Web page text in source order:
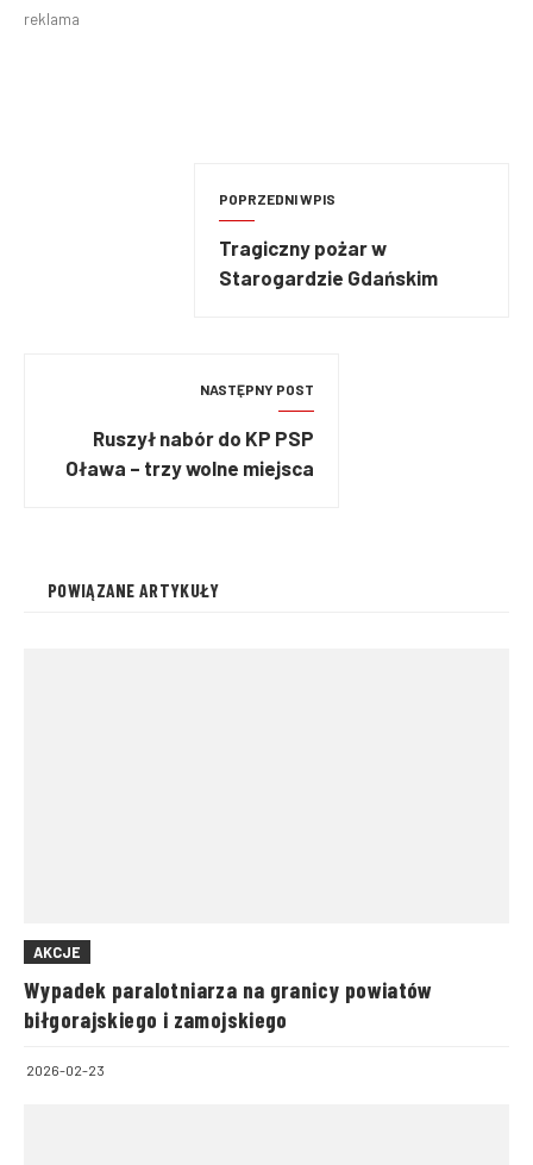
reklama
POPRZEDNI WPIS
Tragiczny pożar w
Starogardzie Gdańskim
NASTĘPNY POST
Ruszył nabór do KP PSP
Oława – trzy wolne miejsca
POWIĄZANE ARTYKUŁY
AKCJE
Wypadek paralotniarza na granicy powiatów
biłgorajskiego i zamojskiego
2026-02-23